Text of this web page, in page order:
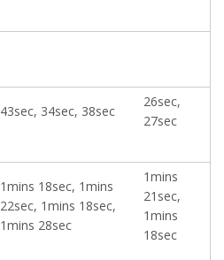
43sec, 34sec, 38sec
26sec,
27sec
1mins 18sec, 1mins
22sec, 1mins 18sec,
1mins 28sec
1mins
21sec,
1mins
18sec